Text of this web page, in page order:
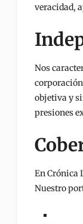
veracidad,
Nos
objetiva y
presiones
En Crónica
Nuestro